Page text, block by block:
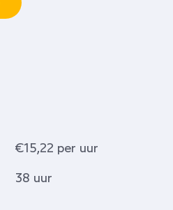
€15,22 per uur
38 uur